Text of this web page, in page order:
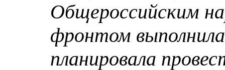
Общероссийским
фронтом
планировала